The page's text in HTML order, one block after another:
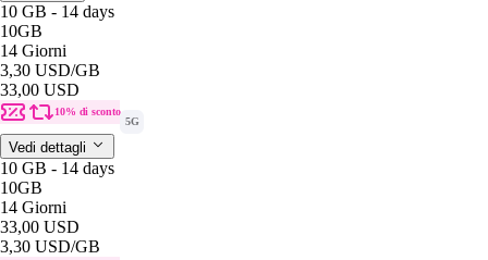
10 GB - 14 days
10GB
14 Giorni
3,30 USD/GB
33,00 USD
10% di sconto
5G
Vedi dettagli
10 GB - 14 days
10GB
14 Giorni
33,00 USD
3,30 USD/GB